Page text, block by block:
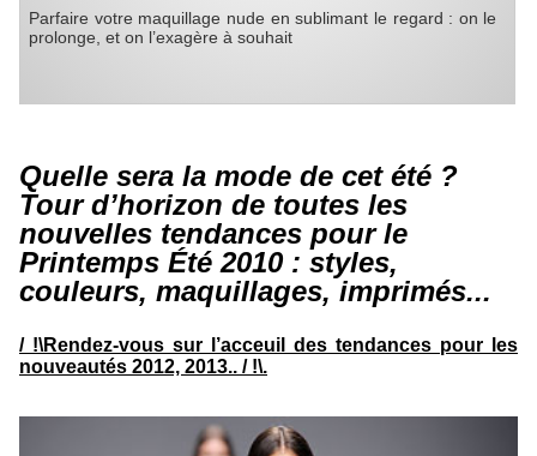
Parfaire votre maquillage nude en sublimant le regard : on le
prolonge, et on l’exagère à souhait
Quelle sera la mode de cet été ?
Tour d’horizon de toutes les
nouvelles tendances pour le
Printemps Été 2010 : styles,
couleurs, maquillages, imprimés...
/ !\Rendez-vous sur l’acceuil des tendances pour les
nouveautés 2012, 2013.. / !\.